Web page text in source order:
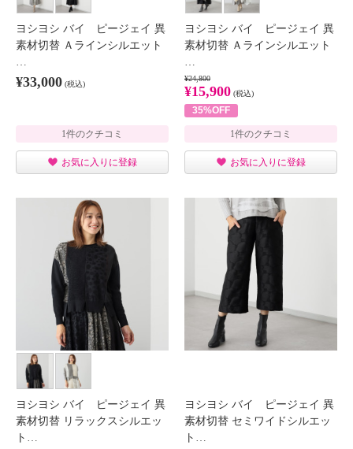
ヨシヨシ バイ ピージェイ 異
素材切替 Ａラインシルエット
¥33,000 (税込)
1件のクチコミ
お気に入りに登録
ヨシヨシ バイ ピージェイ 異
素材切替 Ａラインシルエット
¥24,800
¥15,900 (税込)
35%OFF
1件のクチコミ
お気に入りに登録
ヨシヨシ バイ ピージェイ 異
素材切替 リラックスシルエッ
ト…
ヨシヨシ バイ ピージェイ 異
素材切替 セミワイドシルエッ
ト…